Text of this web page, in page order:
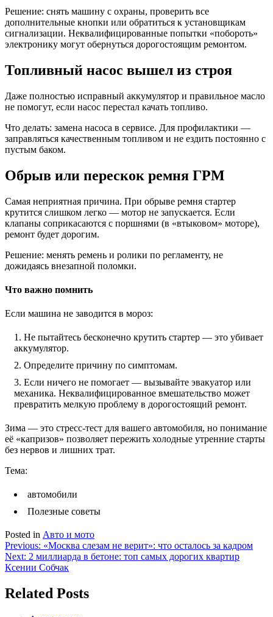
Решение: снять машину с охраны, проверить все
дополнительные кнопки или обратиться к установщикам
сигнализации. Неквалифицированные попытки «побороть»
электронику могут обернуться дорогостоящим ремонтом.
Топливный насос вышел из строя
Даже полностью исправный аккумулятор и правильное масло
не помогут, если насос перестал качать топливо.
Что делать: замена насоса в сервисе. Для профилактики —
заправляться качественным топливом и не ездить постоянно с
пустым баком.
Обрыв или перескок ремня ГРМ
Самая неприятная причина. При обрыве ремня стартер
крутится слишком легко — мотор не запускается. Если
клапаны соприкасаются с поршнями (в «втыковом» моторе),
ремонт будет дорогим.
Решение: менять ремень и ролики по регламенту, не
дожидаясь внезапной поломки.
Что важно помнить
Если машина не заводится в мороз:
Не пытайтесь бесконечно крутить стартер — это убивает
аккумулятор.
Определите причину по симптомам.
Если ничего не помогает — вызывайте эвакуатор или
механика. Неквалифицированное вмешательство может
превратить мелкую проблему в дорогостоящий ремонт.
Зима — это стресс-тест для вашего автомобиля, но понимание
её «капризов» позволяет пережить холодные утренние старты
без нервов и лишних трат.
Тема:
автомобили
Полезные советы
Posted in Авто и мото
Навигация
по
Previous: «Москва слезам не верит»: что осталось за кадром
Next: 2 миллиарда в бетоне: топ самых дорогих квартир
Ксении Собчак
Related Posts